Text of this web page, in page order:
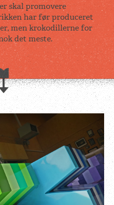
TILMELD
skal promovere
har før produceret
men krokodillerne for
det meste.